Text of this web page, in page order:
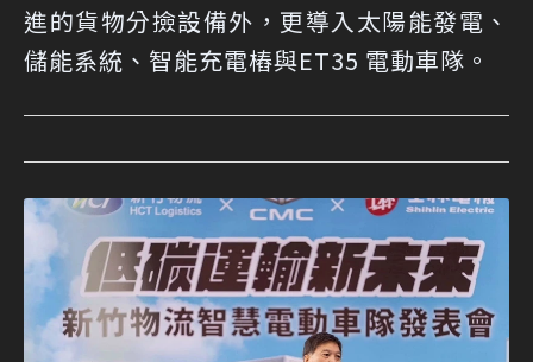
進的貨物分撿設備外，更導入太陽能發電、
儲能系統、智能充電樁與ET35 電動車隊。